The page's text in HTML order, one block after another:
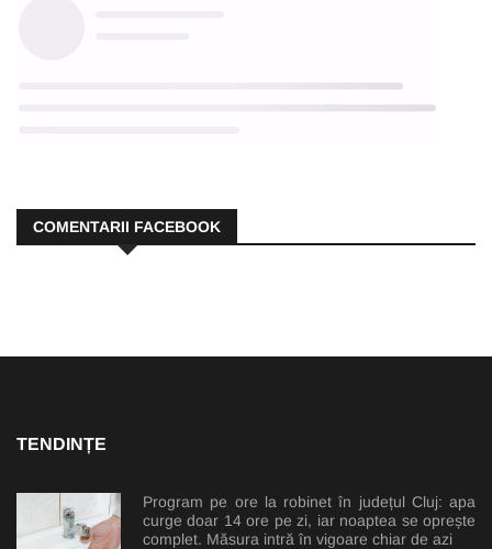
COMENTARII FACEBOOK
TENDINȚE
Program pe ore la robinet în județul Cluj: apa
curge doar 14 ore pe zi, iar noaptea se oprește
complet. Măsura intră în vigoare chiar de azi